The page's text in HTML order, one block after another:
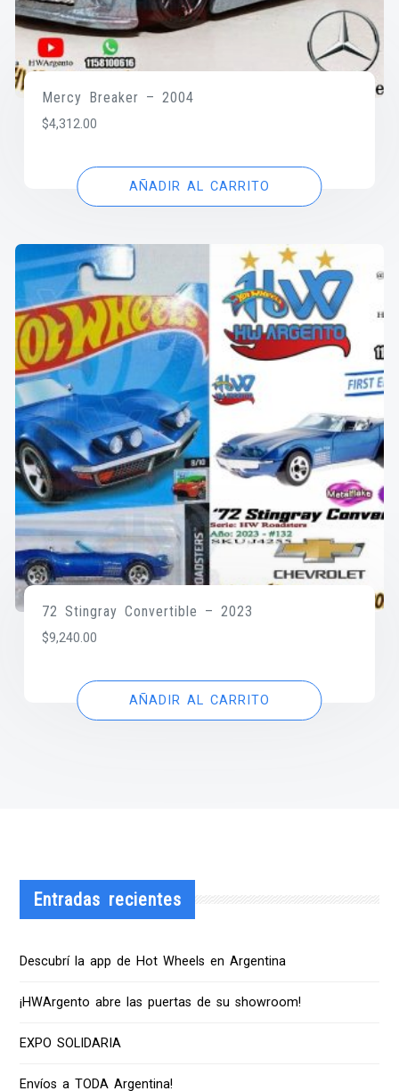
Mercy Breaker – 2004
$4,312.00
AÑADIR AL CARRITO
72 Stingray Convertible – 2023
$9,240.00
AÑADIR AL CARRITO
Entradas recientes
Descubrí la app de Hot Wheels en Argentina
¡HWArgento abre las puertas de su showroom!
EXPO SOLIDARIA
Envíos a TODA Argentina!